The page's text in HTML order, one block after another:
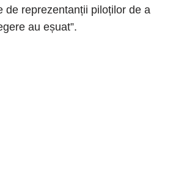
de reprezentanții piloților de a
au eșuat”.